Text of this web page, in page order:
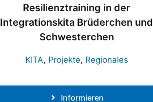
Resilienztraining in der
Integrationskita Brüderchen und
Schwesterchen
KITA, Projekte, Regionales
Informieren